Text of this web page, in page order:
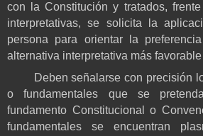
con la Constitución y tratados,
interpretativas, se solicita la
persona para orientar la
alternativa interpretativa más
Deben señalarse con precisión
o fundamentales que se
fundamento Constitucional o
fundamentales se encuentran